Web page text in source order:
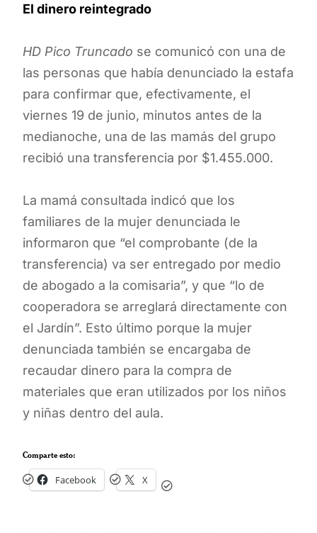
El dinero reintegrado
HD Pico Truncado se comunicó con una de
las personas que había denunciado la estafa
para confirmar que, efectivamente, el
viernes 19 de junio, minutos antes de la
medianoche, una de las mamás del grupo
recibió una transferencia por $1.455.000.
La mamá consultada indicó que los
familiares de la mujer denunciada le
informaron que “el comprobante (de la
transferencia) va ser entregado por medio
de abogado a la comisaria”, y que “lo de
cooperadora se arreglará directamente con
el Jardín”. Esto último porque la mujer
denunciada también se encargaba de
recaudar dinero para la compra de
materiales que eran utilizados por los niños
y niñas dentro del aula.
Comparte esto:
Facebook X